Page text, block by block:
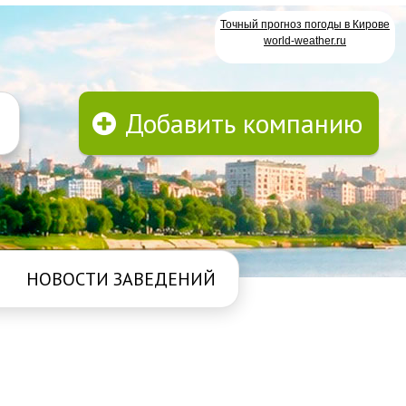
Точный прогноз погоды в Кирове
world-weather.ru
Добавить компанию
НОВОСТИ ЗАВЕДЕНИЙ